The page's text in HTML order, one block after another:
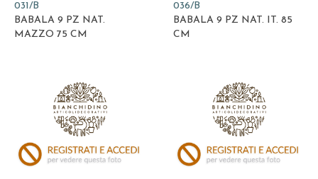
031/B
BABALA 9 PZ NAT.
MAZZO 75 CM
036/B
BABALA 9 PZ NAT. IT. 85
CM